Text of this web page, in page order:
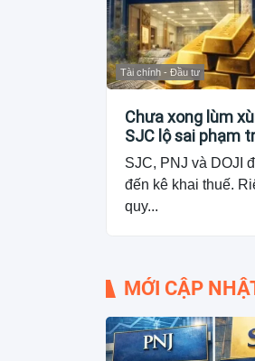
Tài chính - Đầu tư
Chưa xong lùm
SJC lộ sai phạm
SJC, PNJ và DOJI
đến kê khai thuế.
quy...
MỚI CẬP